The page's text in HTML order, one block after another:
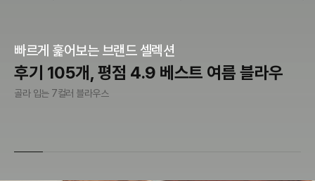
빠르게 훑어보는 브랜드 셀렉션
후기 105개, 평점 4.9 베스트 여름 블라우
골라 입는 7컬러 블라우스